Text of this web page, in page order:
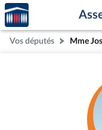
Aller au contenu
Aller en bas de la page
Accèder
à la
page
d'accueil
Vos députés